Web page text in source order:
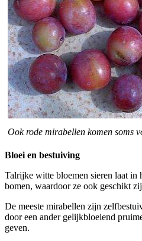
Ook rode mirabellen komen soms
Bloei en bestuiving
Talrijke witte bloemen sieren laat in
bomen, waardoor ze ook geschikt
De meeste mirabellen zijn
door een ander gelijkbloeiend
geven.